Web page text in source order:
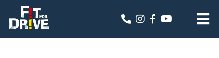
Inhalt